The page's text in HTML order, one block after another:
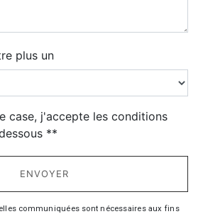
plus un
case, j'accepte les conditions
**
ENVOYER
communiquées sont nécessaires aux fins